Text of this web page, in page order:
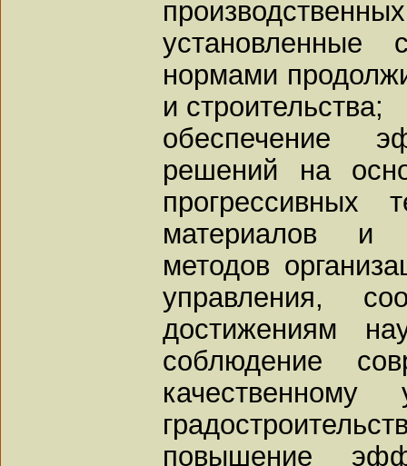
установленные
нормами
и строительства;
обеспечение
решений на
прогрессивных
материалов и
методов
управления,
достижениям
соблюдение
повышение